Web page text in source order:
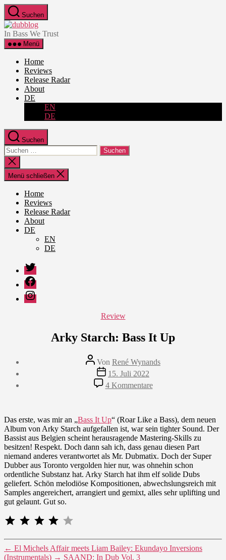
Zum
Inhalt
springen
Suchen
dubblog
In Bass We Trust
Menü
Home
Reviews
Release Radar
About
DE
EN
DE
Suchen
Suche
nach:
Suche
schließen
Menü schließen
Home
Reviews
Release Radar
About
DE
EN
DE
Twitter
Facebook
Instagram
Kategorien
Review
Arky Starch: Bass It Up
Beitragsautor
Von René Wynands
Veröffentlichungsdatum
15. Juli 2022
4 Kommentarezu
Arky
It
Up
Das erste, was mir an „Bass It Up“ (Roar Like a Bass), dem neuen
Album von Arky Starch aufgefallen ist, war sein tighter Sound. Der
Bassist aus Belgien scheint herausragende Mastering-Skills zu
besitzen! Respekt. Doch dann sah ich, dass genau diesen Part
niemand anderes verantwortet als Mr. Dubmatix. Doch der Super
Dubber aus Toronto vergolden hier nur, was ohnehin schon
ordentliche Substanz hat. Arky Starch hat ihm elf solide Dubs
geliefert. Schön melodiöse Kompositionen, abwechslungsreich mit
Samples angereichert, arrangiert und gemixt, alles sehr uplifting und
gut gelaunt. Gut so.
⭐ ⭐
← El Michels Affair meets Liam Bailey: Ekundayo Inversions
(Instrumentals) → SAAND: In Dub Vol. 3